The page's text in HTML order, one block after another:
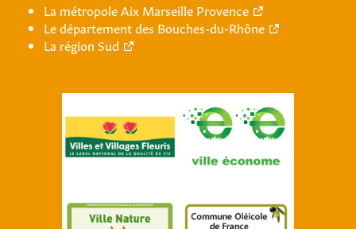
La métropole Aix Marseille Provence
Le département des Bouches-du-Rhône
La région Sud